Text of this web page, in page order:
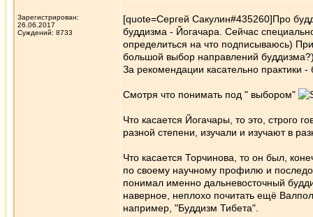
Зарегистрирован:
26.06.2017
Суждений: 8733
[quote=Сергей Сакулин#435260]Про
буддизма - Йогачара. Сейчас
определиться на что подписываюсь)
большой выбор направлений
За рекомендации касательно практики
Смотря что понимать под " выбором"
Что касается Йогачары, то это, строго
разной степени, изучали и изучают в
Что касается Торчинова, то он был,
по своему научному профилю и
понимал именно дальневосточный
наверное, неплохо почитать ещё
например, "Буддизм Тибета".